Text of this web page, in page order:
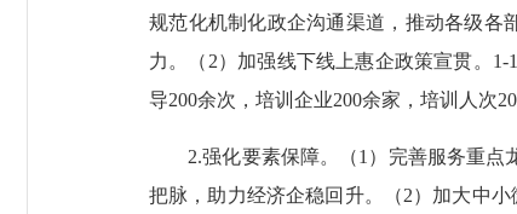
规范化机制化政企沟通渠道，推动各级各
力。（2）加强线下线上惠企政策宣贯。
导200余次，培训企业200余家，培训人次
2.强化要素保障。（1）完善服务重点龙
把脉，助力经济企稳回升。（2）加大中